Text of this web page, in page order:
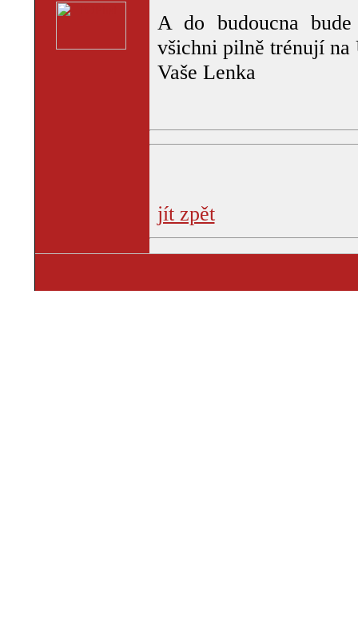
A do budoucna
všichni pilně trénují
Vaše Lenka
jít zpět